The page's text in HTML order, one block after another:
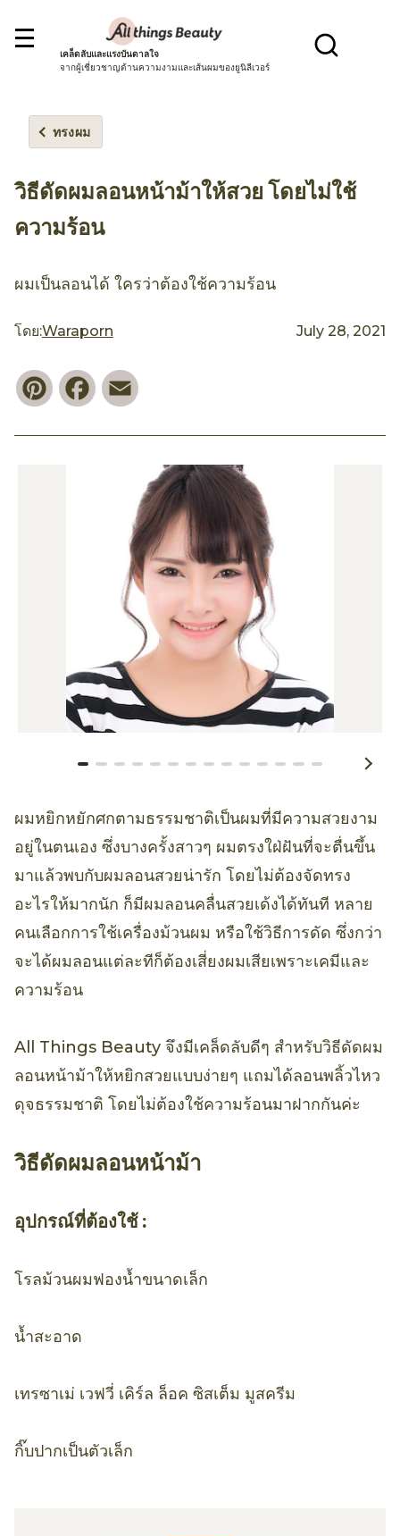
เคล็ดลับและแรงบันดาลใจ
จากผู้เชี่ยวชาญด้านความงามและเส้นผมของยูนิลีเวอร์
ทรงผม
วิธีดัดผมลอนหน้าม้าให้สวย โดยไม่ใช้
ความร้อน
ผมเป็นลอนได้ ใครว่าต้องใช้ความร้อน
โดย:Waraporn July 28, 2021
PinterestFacebook
ผมหยิกหยักศกตามธรรมชาติเป็นผมที่มีความสวยงาม
อยู่ในตนเอง ซึ่งบางครั้งสาวๆ ผมตรงใฝ่ฝันที่จะตื่นขึ้น
มาแล้วพบกับผมลอนสวยน่ารัก โดยไม่ต้องจัดทรง
อะไรให้มากนัก ก็มีผมลอนคลื่นสวยเด้งได้ทันที หลาย
คนเลือกการใช้เครื่องม้วนผม หรือใช้วิธีการดัด ซึ่งกว่า
จะได้ผมลอนแต่ละทีก็ต้องเสี่ยงผมเสียเพราะเคมีและ
ความร้อน
All Things Beauty จึงมีเคล็ดลับดีๆ สำหรับวิธีดัดผม
ลอนหน้าม้าให้หยิกสวยแบบง่ายๆ แถมได้ลอนพลิ้วไหว
ดุจธรรมชาติ โดยไม่ต้องใช้ความร้อนมาฝากกันค่ะ
วิธีดัดผมลอนหน้าม้า
อุปกรณ์ที่ต้องใช้ :
โรลม้วนผมฟองน้ำขนาดเล็ก
น้ำสะอาด
เทรซาเม่ เวฟวี่ เคิร์ล ล็อค ซิสเต็ม มูสครีม
กิ๊บปากเป็นตัวเล็ก